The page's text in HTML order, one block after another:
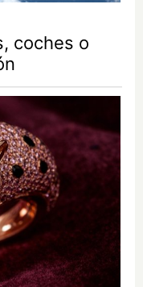
coches o